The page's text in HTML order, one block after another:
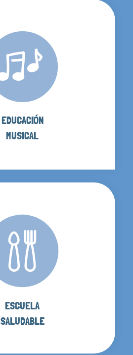
EDUCACIÓN
MUSICAL
ESCUELA
SALUDABLE